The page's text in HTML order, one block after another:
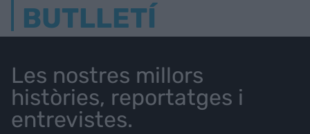
BUTLLETÍ
Les nostres millors
històries, reportatges i
entrevistes.